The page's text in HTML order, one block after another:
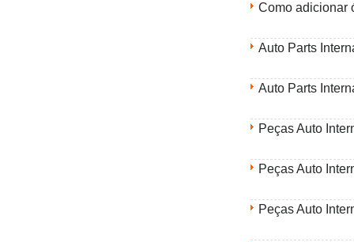
Como adicionar
Auto Parts
Auto Parts
Peças Auto
Peças Auto
Peças Auto